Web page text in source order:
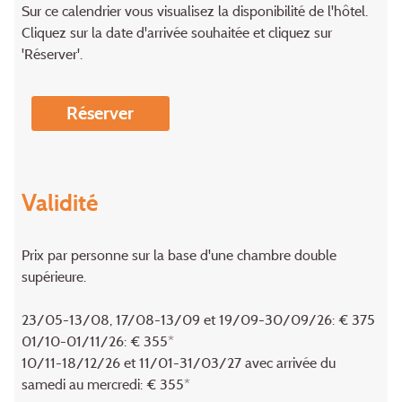
Sur ce calendrier vous visualisez la disponibilité de l'hôtel.
Cliquez sur la date d'arrivée souhaitée et cliquez sur
'Réserver'.
Réserver
Validité
Prix par personne sur la base d'une chambre double
supérieure.
23/05-13/08, 17/08-13/09 et 19/09-30/09/26: € 375
01/10-01/11/26: € 355*
10/11-18/12/26 et 11/01-31/03/27 avec arrivée du
samedi au mercredi: € 355*